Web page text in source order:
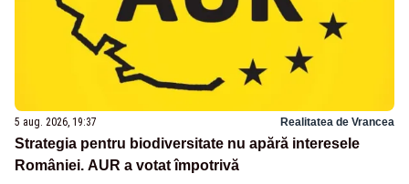
5 aug. 2026, 19:37 Realitatea de Vrancea
Strategia pentru biodiversitate nu apără interesele
României. AUR a votat împotrivă